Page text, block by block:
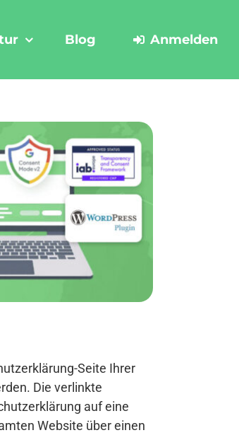
Blog Anmelden
Seite Ihrer
Die verlinkte
auf eine
Website über einen